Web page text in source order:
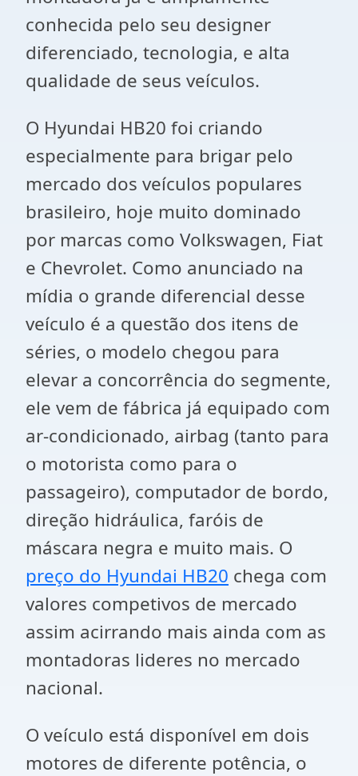
conhecida pelo seu designer
diferenciado, tecnologia, e alta
qualidade de seus veículos.
O Hyundai HB20 foi criando
especialmente para brigar pelo
mercado dos veículos populares
brasileiro, hoje muito dominado
por marcas como Volkswagen, Fiat
e Chevrolet. Como anunciado na
mídia o grande diferencial desse
veículo é a questão dos itens de
séries, o modelo chegou para
elevar a concorrência do segmente,
ele vem de fábrica já equipado com
ar-condicionado, airbag (tanto para
o motorista como para o
passageiro), computador de bordo,
direção hidráulica, faróis de
máscara negra e muito mais. O
preço do Hyundai HB20 chega com
valores competivos de mercado
assim acirrando mais ainda com as
montadoras lideres no mercado
nacional.
O veículo está disponível em dois
motores de diferente potência, o